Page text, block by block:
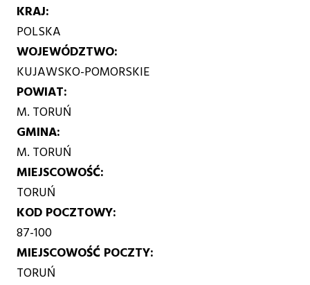
KRAJ
POLSKA
WOJEWÓDZTWO
KUJAWSKO-POMORSKIE
POWIAT
M. TORUŃ
GMINA
M. TORUŃ
MIEJSCOWOŚĆ
TORUŃ
KOD POCZTOWY
87-100
MIEJSCOWOŚĆ POCZTY
TORUŃ